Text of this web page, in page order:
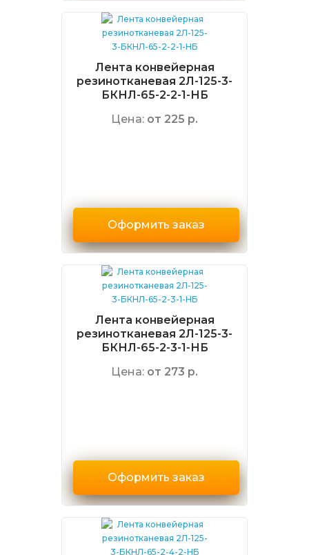
Лента конвейерная
резинотканевая 2Л-125-3-
БКНЛ-65-2-2-1-НБ
Цена: от 225 р.
Оформить заказ
Лента конвейерная
резинотканевая 2Л-125-3-
БКНЛ-65-2-3-1-НБ
Цена: от 273 р.
Оформить заказ